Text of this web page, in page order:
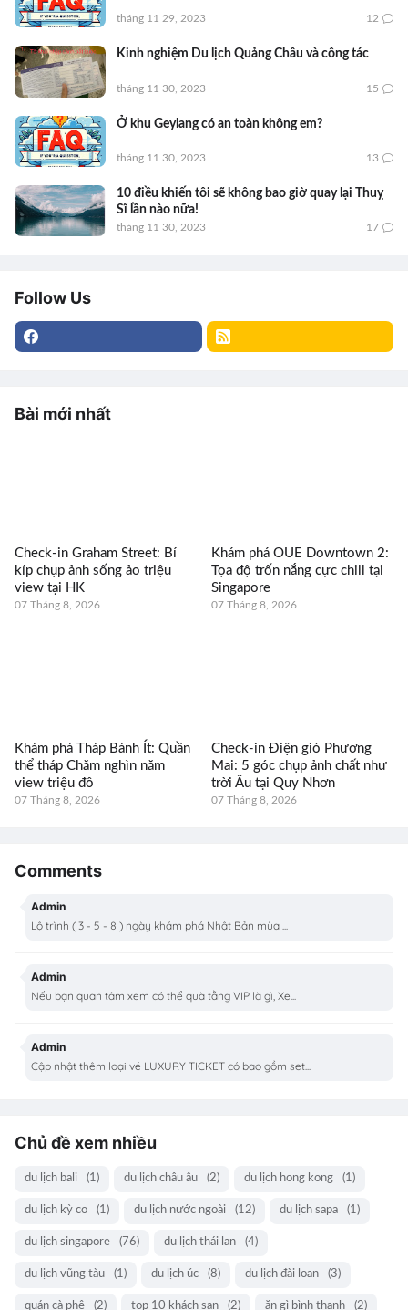
tháng 11 29, 2023 12
Kinh nghiệm Du lịch Quảng Châu và công tác
tháng 11 30, 2023 15
Ở khu Geylang có an toàn không em?
tháng 11 30, 2023 13
10 điều khiến tôi sẽ không bao giờ quay lại Thuỵ
Sĩ lần nào nữa!
tháng 11 30, 2023 17
Follow Us
Bài mới nhất
Check-in Graham Street: Bí
kíp chụp ảnh sống ảo triệu
view tại HK
07 Tháng 8, 2026
Khám phá OUE Downtown 2:
Tọa độ trốn nắng cực chill tại
Singapore
07 Tháng 8, 2026
Khám phá Tháp Bánh Ít: Quần
thể tháp Chăm nghìn năm
view triệu đô
07 Tháng 8, 2026
Check-in Điện gió Phương
Mai: 5 góc chụp ảnh chất như
trời Âu tại Quy Nhơn
07 Tháng 8, 2026
Comments
Admin
Lộ trình ( 3 - 5 - 8 ) ngày khám phá Nhật Bản mùa ...
Admin
Nếu bạn quan tâm xem có thể quà tằng VIP là gì, Xe...
Admin
Cập nhật thêm loại vé LUXURY TICKET có bao gồm set...
Chủ đề xem nhiều
du lịch bali (1) du lịch châu âu (2) du lịch hong kong (1)
du lịch kỳ co (1) du lịch nước ngoài (12) du lịch sapa (1)
du lịch singapore (76) du lịch thái lan (4)
du lịch vũng tàu (1) du lịch úc (8) du lịch đài loan (3)
quán cà phê (2) top 10 khách sạn (2) ăn gì bình thạnh (2)